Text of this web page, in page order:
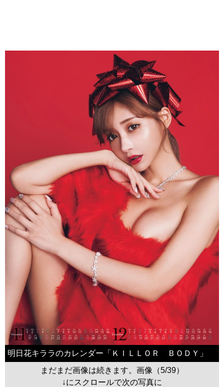
明日花キララのカレンダー「ＫＩＬＬＯＲ ＢＯＤＹ」
まだまだ画像は続きます。画像（5/39）
↓にスクロールで次の写真に